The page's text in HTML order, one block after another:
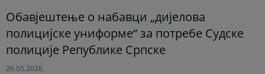
Обавјештење о набавци „дијелова
полицијске униформе“ за потребе Судске
полиције Републике Српске
26.05.2026.